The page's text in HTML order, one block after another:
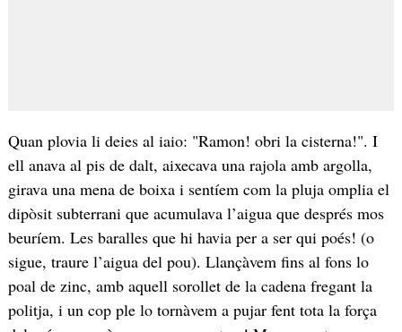
Quan plovia li deies al iaio: "Ramon! obri la cisterna!". I
ell anava al pis de dalt, aixecava una rajola amb argolla,
girava una mena de boixa i sentíem com la pluja omplia el
dipòsit subterrani que acumulava l’aigua que després mos
beuríem. Les baralles que hi havia per a ser qui poés! (o
sigue, traure l’aigua del pou). Llançàvem fins al fons lo
poal de zinc, amb aquell sorollet de la cadena fregant la
politja, i un cop ple lo tornàvem a pujar fent tota la força